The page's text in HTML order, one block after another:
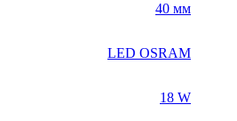
40 мм
LED OSRAM
18 W